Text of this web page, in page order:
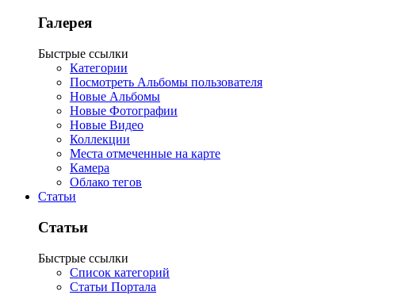
Галерея
Быстрые ссылки
Категории
Посмотреть Альбомы пользователя
Новые Альбомы
Новые Фотографии
Новые Видео
Коллекции
Места отмеченные на карте
Камера
Облако тегов
Статьи
Статьи
Быстрые ссылки
Список категорий
Статьи Портала